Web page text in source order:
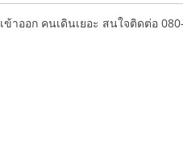
าออก คนเดินเยอะ สนใจติดต่อ